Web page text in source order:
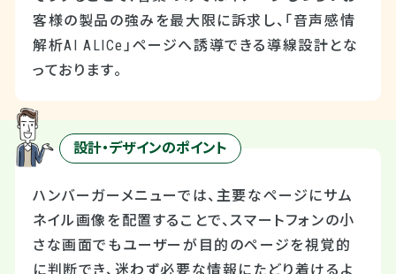
客様の製品の強みを最大限に訴求し、「音声感情
解析AI ALICe 」ページへ誘導できる導線設計とな
っております。
設計・デザインのポイント
ハンバーガーメニューでは、主要なページにサム
ネイル画像を配置することで、スマートフォンの小
さな画面でもユーザーが目的のページを視覚的
に判断でき、迷わず必要な情報にたどり着けるよ